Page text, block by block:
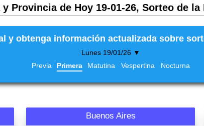
Provincia de Hoy 19-01-26, Sorteo de la
y obtenga información actualizada sobre
Lunes 19/01/26 ▼
Previa
Primera Matutina Vespertina Nocturna
Buenos Aires